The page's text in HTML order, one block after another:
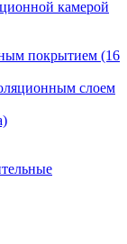
камерой
покрытием (16
слоем